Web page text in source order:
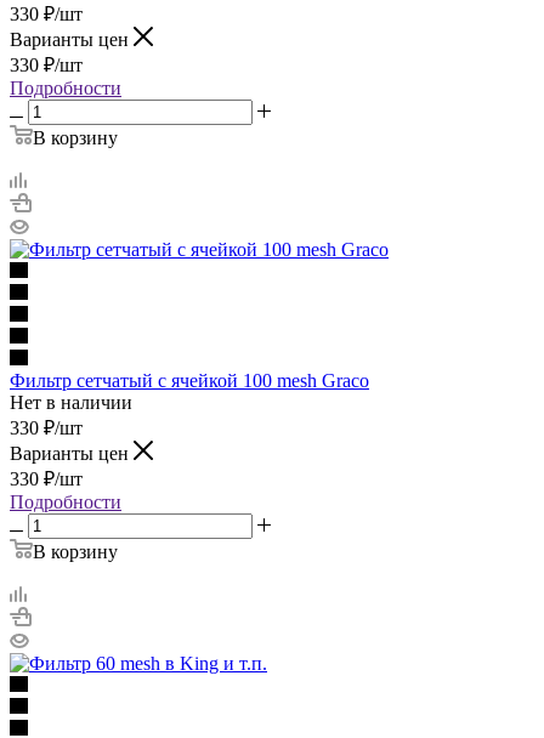
330 ₽/шт
Варианты цен
330 ₽/шт
Подробности
В корзину
Фильтр сетчатый с ячейкой 100 mesh Graco
Нет в наличии
330 ₽/шт
Варианты цен
330 ₽/шт
Подробности
В корзину